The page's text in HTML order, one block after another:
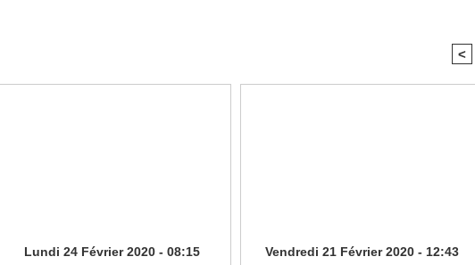
<
Lundi 24 Février 2020 - 08:15 Vendredi 21 Février 2020 - 12:43